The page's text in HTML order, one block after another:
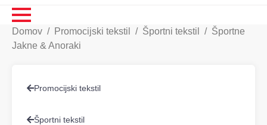
Domov Promocijski tekstil Športni tekstil
Športne
Jakne & Anoraki
Promocijski tekstil
Športni tekstil